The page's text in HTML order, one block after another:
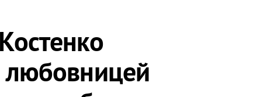
любовницей